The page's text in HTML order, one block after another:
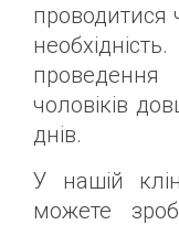
проводитися
чоловіків
днів.
У нашій
можете